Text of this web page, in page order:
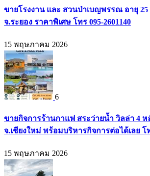
ขายโรงงาน และ สวนป่าเบญพรรณ อายุ 25
จ.ระยอง ราคาพิเศษ โทร 095-2601140
15 พฤษภาคม 2026
6
ขายกิจการร้านกาแฟ สระว่ายน้ำ วิลล่า 4 ห
จ.เชียงใหม่ พร้อมบริหารกิจการต่อได้เลย โท
15 พฤษภาคม 2026